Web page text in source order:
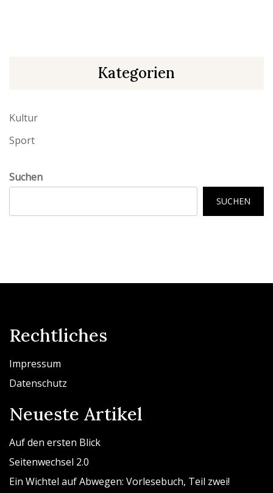
Kategorien
Kultur
Sport
Suchen
SUCHEN
Rechtliches
Impressum
Datenschutz
Neueste Artikel
Auf den ersten Blick
Seitenwechsel 2.0
Ein Wichtel auf Abwegen: Vorlesebuch, Teil zwei!